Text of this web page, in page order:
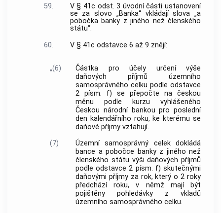
59.
V § 41c odst. 3 úvodní části ustanovení
se za slovo „Banka“ vkládají slova „a
pobočka banky z jiného než členského
státu“.
60.
V § 41c odstavce 6 až 9 znějí:
„(6)
Částka pro účely určení výše
daňových příjmů územního
samosprávného celku podle odstavce
2 písm. f) se přepočte na českou
měnu podle kurzu vyhlášeného
Českou národní bankou pro poslední
den kalendářního roku, ke kterému se
daňové příjmy vztahují.
(7)
Územní samosprávný celek dokládá
bance a pobočce banky z jiného než
členského státu výši daňových příjmů
podle odstavce 2 písm. f) skutečnými
daňovými příjmy za rok, který o 2 roky
předchází roku, v němž mají být
pojištěny pohledávky z vkladů
územního samosprávného celku.